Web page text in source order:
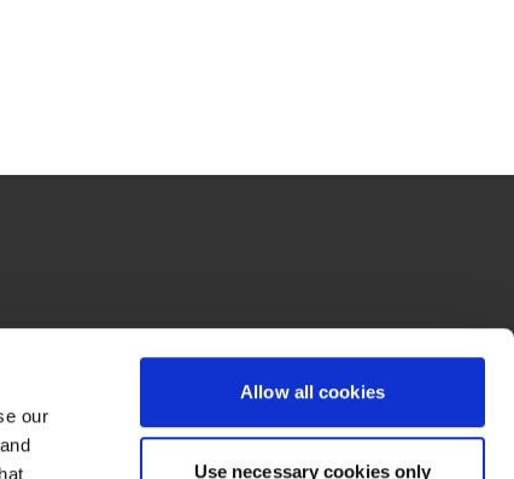
our
Allow all cookies
Use necessary cookies only
garantía del Reino Unido, y forma parte de la red internacional BDO de